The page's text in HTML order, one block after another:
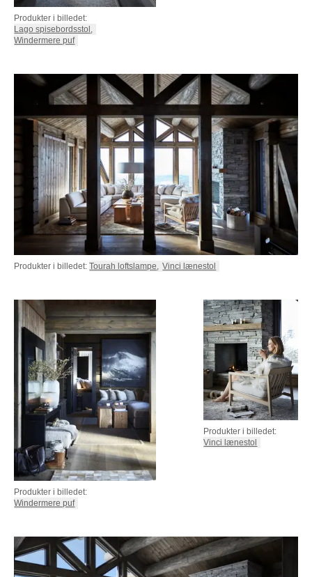
Produkter i billedet:
Lago spisebordsstol ,
Windermere puf
Produkter i billedet: Tourah loftslampe, Vinci lænestol
Produkter i billedet:
Windermere puf
Produkter i billedet:
Vinci lænestol